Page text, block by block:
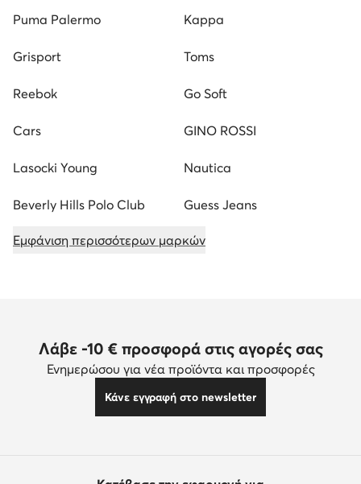
Puma Palermo Kappa
Grisport Toms
Reebok Go Soft
Cars GINO ROSSI
Lasocki Young Nautica
Beverly Hills Polo Club Guess Jeans
Εμφάνιση περισσότερων μαρκών
Λάβε -10 € προσφορά στις αγορές σας
Ενημερώσου για νέα προϊόντα και προσφορές
Κάνε εγγραφή στο newsletter